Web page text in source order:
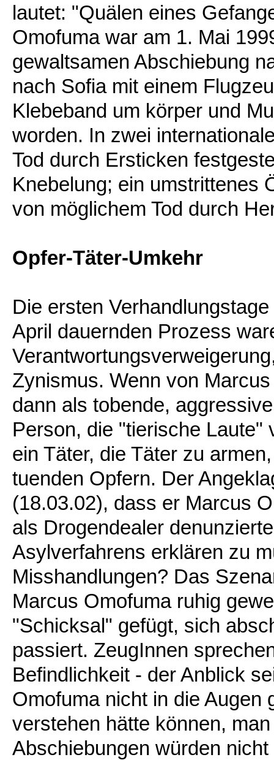
lautet: "Quälen eines
Omofuma war am 1. Mai
gewaltsamen Abschiebung
nach Sofia mit einem
Klebeband um körper und
worden. In zwei
Tod durch Ersticken
Knebelung; ein umstrittenes
von möglichem Tod durch
Opfer-Täter-Umkehr
Die ersten
April dauernden Prozess
Zynismus. Wenn von
dann als tobende,
Person, die "tierische Laute"
ein Täter, die Täter zu
tuenden Opfern. Der
(18.03.02), dass er Marcus
als Drogendealer
Asylverfahrens erklären zu
Misshandlungen? Das
Marcus Omofuma ruhig
"Schicksal" gefügt, sich
passiert. ZeugInnen
Befindlichkeit - der Anblick
Omofuma nicht in die Augen
verstehen hätte können,
Abschiebungen würden